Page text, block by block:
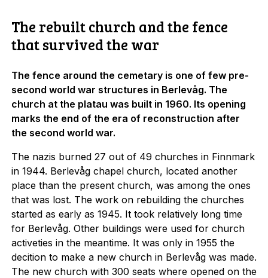
The rebuilt church and the fence
that survived the war
The fence around the cemetary is one of few pre-
second world war structures in Berlevåg. The
church at the platau was built in 1960. Its opening
marks the end of the era of reconstruction after
the second world war.
The nazis burned 27 out of 49 churches in Finnmark
in 1944. Berlevåg chapel church, located another
place than the present church, was among the ones
that was lost. The work on rebuilding the churches
started as early as 1945. It took relatively long time
for Berlevåg. Other buildings were used for church
activeties in the meantime. It was only in 1955 the
decition to make a new church in Berlevåg was made.
The new church with 300 seats where opened on the